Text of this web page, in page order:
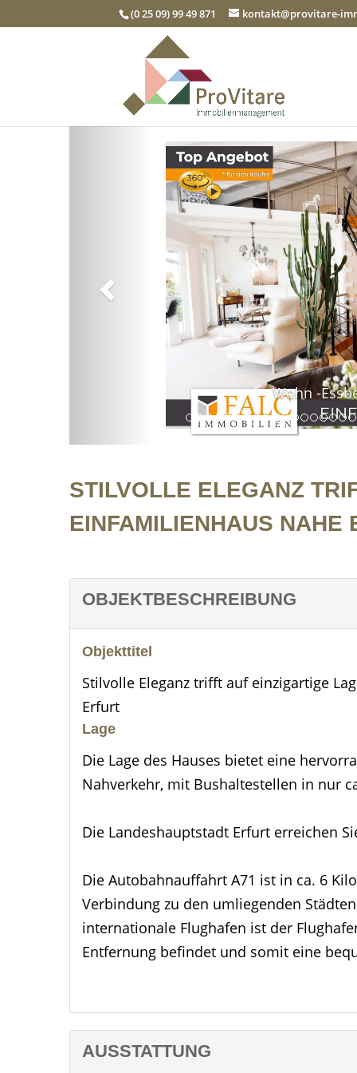
(0 25 09) 99 49 871 kontakt@provitare-
Wohn -Essbereich und Empore
STILVOLLE ELEGANZ
EINFAMILIENHAUS NAHE
OBJEKTBESCHREIBUNG
Objekttitel
Stilvolle Eleganz trifft auf einzigartige
Erfurt
Lage
Die Lage des Hauses bietet eine
Nahverkehr, mit Bushaltestellen in nur
Die Landeshauptstadt Erfurt erreichen
Die Autobahnauffahrt A71 ist in ca. 6
Verbindung zu den umliegenden
internationale Flughafen ist der
Entfernung befindet und somit eine
nächste Supermarkt ist ca. 4 Kilometer
AUSSTATTUNG